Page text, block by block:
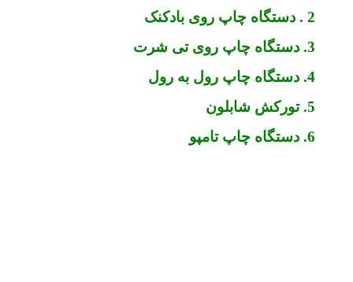
2 . دستگاه چاپ روی بادکنک
3. دستگاه چاپ روی تی شرت
4. دستگاه چاپ رول به رول
5. تورکش شابلون
6. دستگاه چاپ تامپو